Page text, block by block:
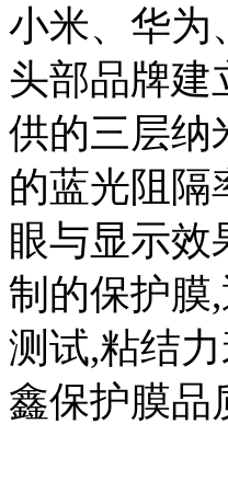
小米、华为
头部品牌建
供的三层纳
的蓝光阻隔
眼与显示效
制的保护膜
测试,粘结
鑫保护膜品